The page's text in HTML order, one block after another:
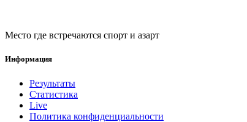
Место где встречаются спорт и азарт
Информация
Результаты
Статистика
Live
Политика конфиденциальности